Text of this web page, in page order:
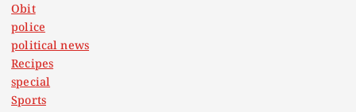
Obit
police
political news
Recipes
special
Sports